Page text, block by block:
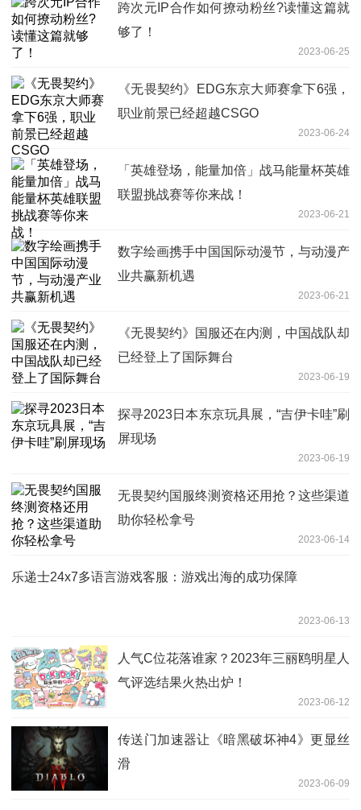
跨次元IP合作如何撩动粉丝?读懂这篇就
够了！
2023-06-25
《无畏契约》EDG东京大师赛拿下6强，
职业前景已经超越CSGO
2023-06-24
「英雄登场，能量加倍」战马能量杯英雄
联盟挑战赛等你来战！
2023-06-21
数字绘画携手中国国际动漫节，与动漫产
业共赢新机遇
2023-06-21
《无畏契约》国服还在内测，中国战队却
已经登上了国际舞台
2023-06-19
探寻2023日本东京玩具展，“吉伊卡哇”刷
屏现场
2023-06-19
无畏契约国服终测资格还用抢？这些渠道
助你轻松拿号
2023-06-14
乐递士24x7多语言游戏客服：游戏出海的成功保障
2023-06-13
人气C位花落谁家？2023年三丽鸥明星人
气评选结果火热出炉！
2023-06-12
传送门加速器让《暗黑破坏神4》更显丝
滑
2023-06-09